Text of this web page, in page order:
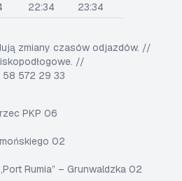
PKP 06
02
Rumia” – Grunwaldzka 02
22:34 23:34
zmiany czasów odjazdów. //
//
58 572 29 33